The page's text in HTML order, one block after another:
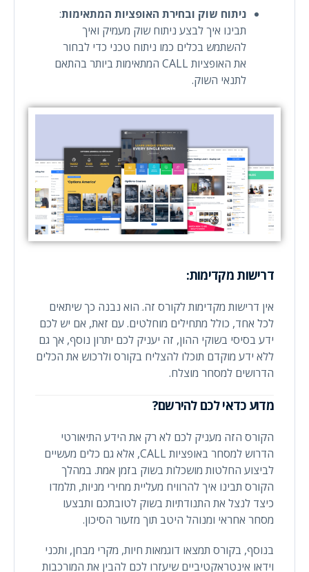
ניתוח שוק ובחירת האופציות המתאימות:
תבינו איך לבצע ניתוח שוק מעמיק ואיך
להשתמש בכלים כמו ניתוח טכני כדי לבחור
את האופציות CALL המתאימות ביותר בהתאם
לתנאי השוק.
דרישות מקדימות:
אין דרישות מקדימות לקורס זה. הוא נבנה כך שיתאים
לכל אחד, כולל מתחילים מוחלטים. עם זאת, אם יש לכם
ידע בסיסי בשוקי ההון, זה יעניק לכם יתרון נוסף, אך גם
ללא ידע מוקדם תוכלו להצליח בקורס ולרכוש את הכלים
הדרושים למסחר מוצלח.
מדוע כדאי לכם להירשם?
הקורס הזה מעניק לכם לא רק את הידע התיאורטי
הדרוש למסחר באופציות CALL, אלא גם כלים מעשיים
לביצוע החלטות מושכלות בשוק בזמן אמת. במהלך
הקורס תבינו איך להרוויח מעליית מחירי מניות, תלמדו
כיצד לנצל את התנודתיות בשוק לטובתכם ותבצעו
מסחר אחראי ומנוהל היטב תוך מזעור הסיכון.
בנוסף, בקורס תמצאו דוגמאות חיות, מקרי מבחן, ותכני
וידאו אינטראקטיביים שיעזרו לכם להבין את המורכבות